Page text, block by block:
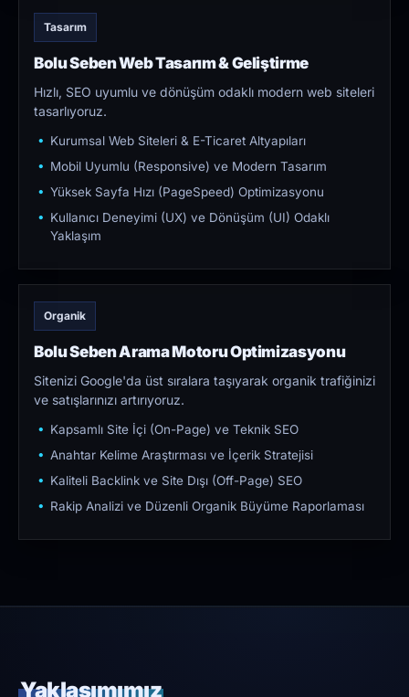
Tasarım
Bolu Seben Web Tasarım & Geliştirme
Hızlı, SEO uyumlu ve dönüşüm odaklı modern web siteleri
tasarlıyoruz.
Kurumsal Web Siteleri & E-Ticaret Altyapıları
Mobil Uyumlu (Responsive) ve Modern Tasarım
Yüksek Sayfa Hızı (PageSpeed) Optimizasyonu
Kullanıcı Deneyimi (UX) ve Dönüşüm (UI) Odaklı
Yaklaşım
Organik
Bolu Seben Arama Motoru Optimizasyonu
Sitenizi Google'da üst sıralara taşıyarak organik trafiğinizi
ve satışlarınızı artırıyoruz.
Kapsamlı Site İçi (On-Page) ve Teknik SEO
Anahtar Kelime Araştırması ve İçerik Stratejisi
Kaliteli Backlink ve Site Dışı (Off-Page) SEO
Rakip Analizi ve Düzenli Organik Büyüme Raporlaması
Yaklaşımımız